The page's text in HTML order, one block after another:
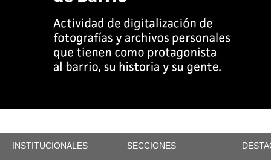
INSTITUCIONALES SECCIONES